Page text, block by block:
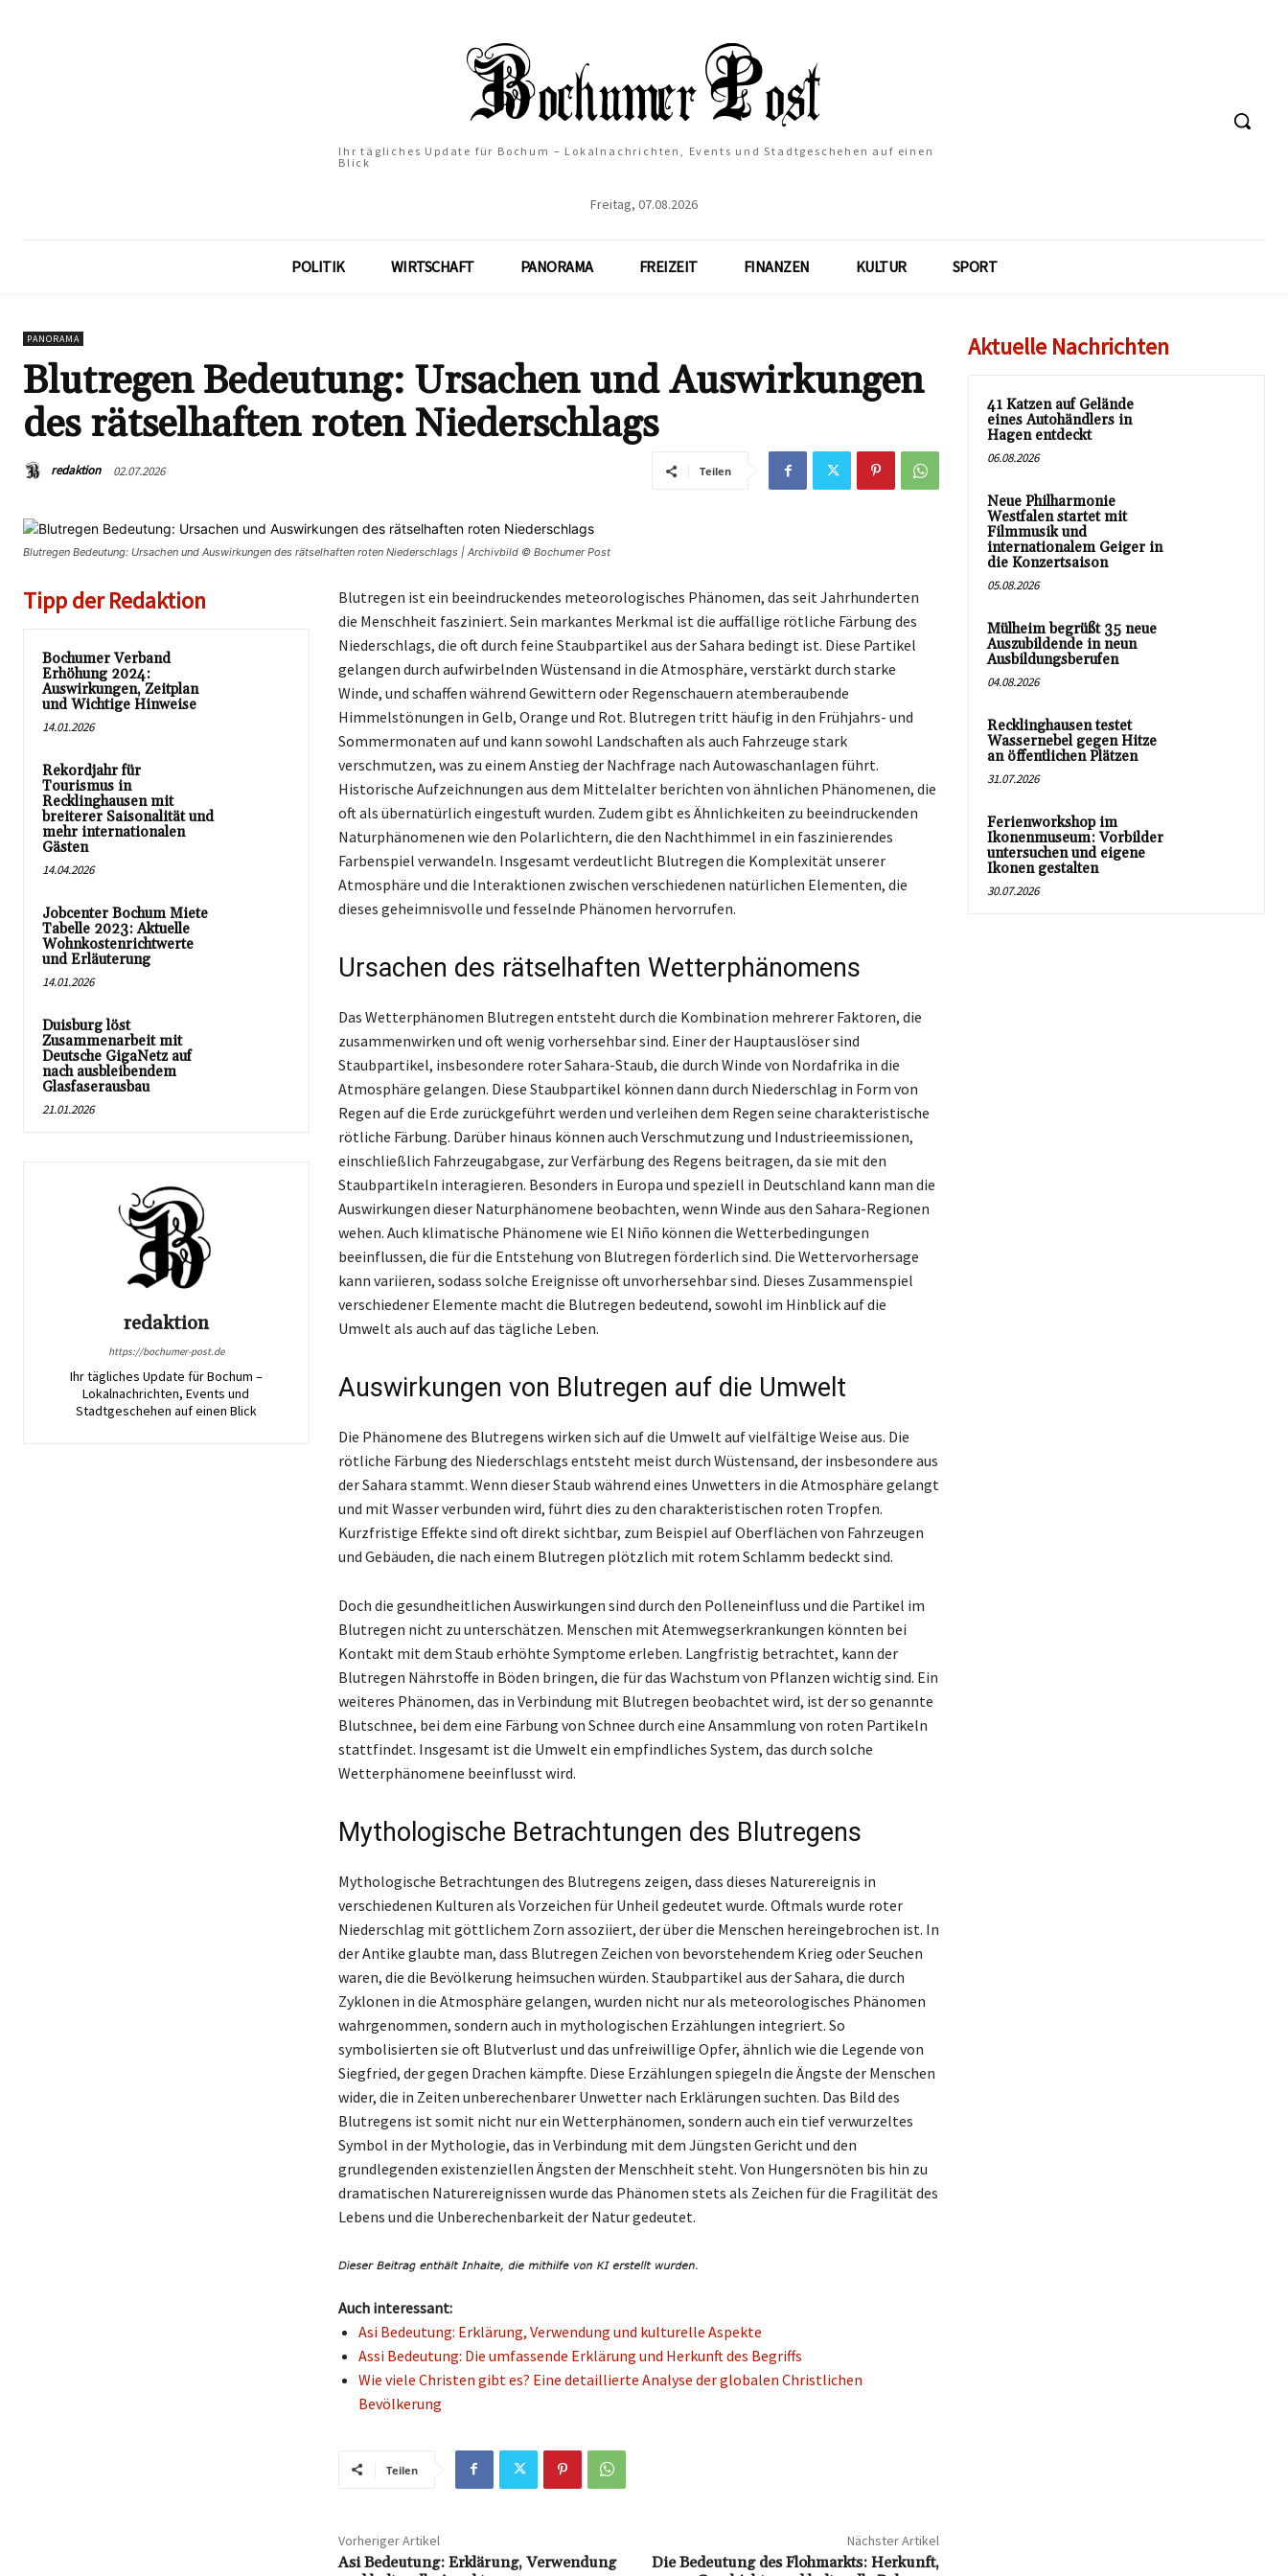
Ihr tägliches Update für Bochum – Lokalnachrichten, Events und Stadtgeschehen auf einen
Blick
Freitag, 07.08.2026
POLITIK WIRTSCHAFT PANORAMA FREIZEIT FINANZEN KULTUR SPORT
PANORAMA
Blutregen Bedeutung: Ursachen und Auswirkungen
des rätselhaften roten Niederschlags
redaktion 02.07.2026 Teilen
Blutregen Bedeutung: Ursachen und Auswirkungen des rätselhaften roten Niederschlags | Archivbild © Bochumer Post
Tipp der Redaktion
Bochumer Verband
Erhöhung 2024:
Auswirkungen, Zeitplan
und Wichtige Hinweise
14.01.2026
Rekordjahr für
Tourismus in
Recklinghausen mit
breiterer Saisonalität und
mehr internationalen
Gästen
14.04.2026
Jobcenter Bochum Miete
Tabelle 2023: Aktuelle
Wohnkostenrichtwerte
und Erläuterung
14.01.2026
Duisburg löst
Zusammenarbeit mit
Deutsche GigaNetz auf
nach ausbleibendem
Glasfaserausbau
21.01.2026
redaktion
https://bochumer-post.de
Ihr tägliches Update für Bochum –
Lokalnachrichten, Events und
Stadtgeschehen auf einen Blick
Blutregen ist ein beeindruckendes meteorologisches Phänomen, das seit Jahrhunderten
die Menschheit fasziniert. Sein markantes Merkmal ist die auffällige rötliche Färbung des
Niederschlags, die oft durch feine Staubpartikel aus der Sahara bedingt ist. Diese Partikel
gelangen durch aufwirbelnden Wüstensand in die Atmosphäre, verstärkt durch starke
Winde, und schaffen während Gewittern oder Regenschauern atemberaubende
Himmelstönungen in Gelb, Orange und Rot. Blutregen tritt häufig in den Frühjahrs- und
Sommermonaten auf und kann sowohl Landschaften als auch Fahrzeuge stark
verschmutzen, was zu einem Anstieg der Nachfrage nach Autowaschanlagen führt.
Historische Aufzeichnungen aus dem Mittelalter berichten von ähnlichen Phänomenen, die
oft als übernatürlich eingestuft wurden. Zudem gibt es Ähnlichkeiten zu beeindruckenden
Naturphänomenen wie den Polarlichtern, die den Nachthimmel in ein faszinierendes
Farbenspiel verwandeln. Insgesamt verdeutlicht Blutregen die Komplexität unserer
Atmosphäre und die Interaktionen zwischen verschiedenen natürlichen Elementen, die
dieses geheimnisvolle und fesselnde Phänomen hervorrufen.
Ursachen des rätselhaften Wetterphänomens
Das Wetterphänomen Blutregen entsteht durch die Kombination mehrerer Faktoren, die
zusammenwirken und oft wenig vorhersehbar sind. Einer der Hauptauslöser sind
Staubpartikel, insbesondere roter Sahara-Staub, die durch Winde von Nordafrika in die
Atmosphäre gelangen. Diese Staubpartikel können dann durch Niederschlag in Form von
Regen auf die Erde zurückgeführt werden und verleihen dem Regen seine charakteristische
rötliche Färbung. Darüber hinaus können auch Verschmutzung und Industrieemissionen,
einschließlich Fahrzeugabgase, zur Verfärbung des Regens beitragen, da sie mit den
Staubpartikeln interagieren. Besonders in Europa und speziell in Deutschland kann man die
Auswirkungen dieser Naturphänomene beobachten, wenn Winde aus den Sahara-Regionen
wehen. Auch klimatische Phänomene wie El Niño können die Wetterbedingungen
beeinflussen, die für die Entstehung von Blutregen förderlich sind. Die Wettervorhersage
kann variieren, sodass solche Ereignisse oft unvorhersehbar sind. Dieses Zusammenspiel
verschiedener Elemente macht die Blutregen bedeutend, sowohl im Hinblick auf die
Umwelt als auch auf das tägliche Leben.
Auswirkungen von Blutregen auf die Umwelt
Die Phänomene des Blutregens wirken sich auf die Umwelt auf vielfältige Weise aus. Die
rötliche Färbung des Niederschlags entsteht meist durch Wüstensand, der insbesondere aus
der Sahara stammt. Wenn dieser Staub während eines Unwetters in die Atmosphäre gelangt
und mit Wasser verbunden wird, führt dies zu den charakteristischen roten Tropfen.
Kurzfristige Effekte sind oft direkt sichtbar, zum Beispiel auf Oberflächen von Fahrzeugen
und Gebäuden, die nach einem Blutregen plötzlich mit rotem Schlamm bedeckt sind.
Doch die gesundheitlichen Auswirkungen sind durch den Polleneinfluss und die Partikel im
Blutregen nicht zu unterschätzen. Menschen mit Atemwegserkrankungen könnten bei
Kontakt mit dem Staub erhöhte Symptome erleben. Langfristig betrachtet, kann der
Blutregen Nährstoffe in Böden bringen, die für das Wachstum von Pflanzen wichtig sind. Ein
weiteres Phänomen, das in Verbindung mit Blutregen beobachtet wird, ist der so genannte
Blutschnee, bei dem eine Färbung von Schnee durch eine Ansammlung von roten Partikeln
stattfindet. Insgesamt ist die Umwelt ein empfindliches System, das durch solche
Wetterphänomene beeinflusst wird.
Mythologische Betrachtungen des Blutregens
Mythologische Betrachtungen des Blutregens zeigen, dass dieses Naturereignis in
verschiedenen Kulturen als Vorzeichen für Unheil gedeutet wurde. Oftmals wurde roter
Niederschlag mit göttlichem Zorn assoziiert, der über die Menschen hereingebrochen ist. In
der Antike glaubte man, dass Blutregen Zeichen von bevorstehendem Krieg oder Seuchen
waren, die die Bevölkerung heimsuchen würden. Staubpartikel aus der Sahara, die durch
Zyklonen in die Atmosphäre gelangen, wurden nicht nur als meteorologisches Phänomen
wahrgenommen, sondern auch in mythologischen Erzählungen integriert. So
symbolisierten sie oft Blutverlust und das unfreiwillige Opfer, ähnlich wie die Legende von
Siegfried, der gegen Drachen kämpfte. Diese Erzählungen spiegeln die Ängste der Menschen
wider, die in Zeiten unberechenbarer Unwetter nach Erklärungen suchten. Das Bild des
Blutregens ist somit nicht nur ein Wetterphänomen, sondern auch ein tief verwurzeltes
Symbol in der Mythologie, das in Verbindung mit dem Jüngsten Gericht und den
grundlegenden existenziellen Ängsten der Menschheit steht. Von Hungersnöten bis hin zu
dramatischen Naturereignissen wurde das Phänomen stets als Zeichen für die Fragilität des
Lebens und die Unberechenbarkeit der Natur gedeutet.
Auch interessant:
Asi Bedeutung: Erklärung, Verwendung und kulturelle Aspekte
Assi Bedeutung: Die umfassende Erklärung und Herkunft des Begriffs
Wie viele Christen gibt es? Eine detaillierte Analyse der globalen Christlichen
Bevölkerung
Teilen
Vorheriger Artikel
Asi Bedeutung: Erklärung, Verwendung
Nächster Artikel
Die Bedeutung des Flohmarkts: Herkunft,
Aktuelle Nachrichten
41 Katzen auf Gelände
eines Autohändlers in
Hagen entdeckt
06.08.2026
Neue Philharmonie
Westfalen startet mit
Filmmusik und
internationalem Geiger in
die Konzertsaison
05.08.2026
Mülheim begrüßt 35 neue
Auszubildende in neun
Ausbildungsberufen
04.08.2026
Recklinghausen testet
Wassernebel gegen Hitze
an öffentlichen Plätzen
31.07.2026
Ferienworkshop im
Ikonenmuseum: Vorbilder
untersuchen und eigene
Ikonen gestalten
30.07.2026